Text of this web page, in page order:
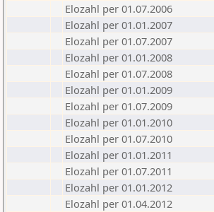
Elozahl per 01.07.2006
Elozahl per 01.01.2007
Elozahl per 01.07.2007
Elozahl per 01.01.2008
Elozahl per 01.07.2008
Elozahl per 01.01.2009
Elozahl per 01.07.2009
Elozahl per 01.01.2010
Elozahl per 01.07.2010
Elozahl per 01.01.2011
Elozahl per 01.07.2011
Elozahl per 01.01.2012
Elozahl per 01.04.2012